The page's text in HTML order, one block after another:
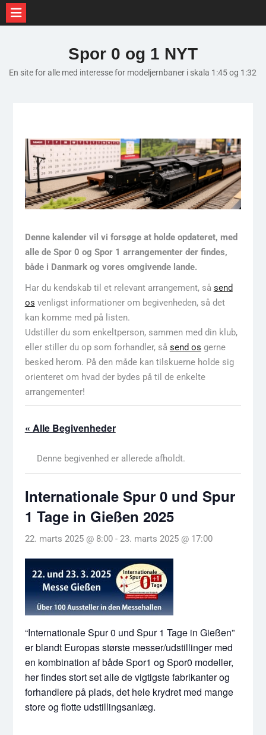
Spor 0 og 1 NYT
En site for alle med interesse for modeljernbaner i skala 1:45 og 1:32
Denne kalender vil vi forsøge at holde opdateret, med
alle de Spor 0 og Spor 1 arrangementer der findes,
både i Danmark og vores omgivende lande.
Har du kendskab til et relevant arrangement, så send
os venligst informationer om begivenheden, så det
kan komme med på listen.
Udstiller du som enkeltperson, sammen med din klub,
eller stiller du op som forhandler, så send os gerne
besked herom. På den måde kan tilskuerne holde sig
orienteret om hvad der bydes på til de enkelte
arrangementer!
« Alle Begivenheder
Denne begivenhed er allerede afholdt.
Internationale Spur 0 und Spur
1 Tage in Gießen 2025
22. marts 2025 @ 8:00- 23. marts 2025 @ 17:00
“Internationale Spur 0 und Spur 1 Tage in Gießen”
er blandt Europas største messer/udstillinger med
en kombination af både Spor1 og Spor0 modeller,
her findes stort set alle de vigtigste fabrikanter og
forhandlere på plads, det hele krydret med mange
store og flotte udstillingsanlæg.